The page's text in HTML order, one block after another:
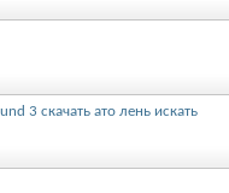
3 скачать ато лень искать